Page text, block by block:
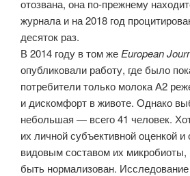
отозвана, она по-прежнему
журнала и на 2018 год
десяток раз.
В 2014 году в том же European
опубликовали работу, где было
потребители только молока А2
и дискомфорт в животе. Однако
небольшая — всего 41 человек.
их личной субъективной оценкой и
видовым составом их
быть нормализован.